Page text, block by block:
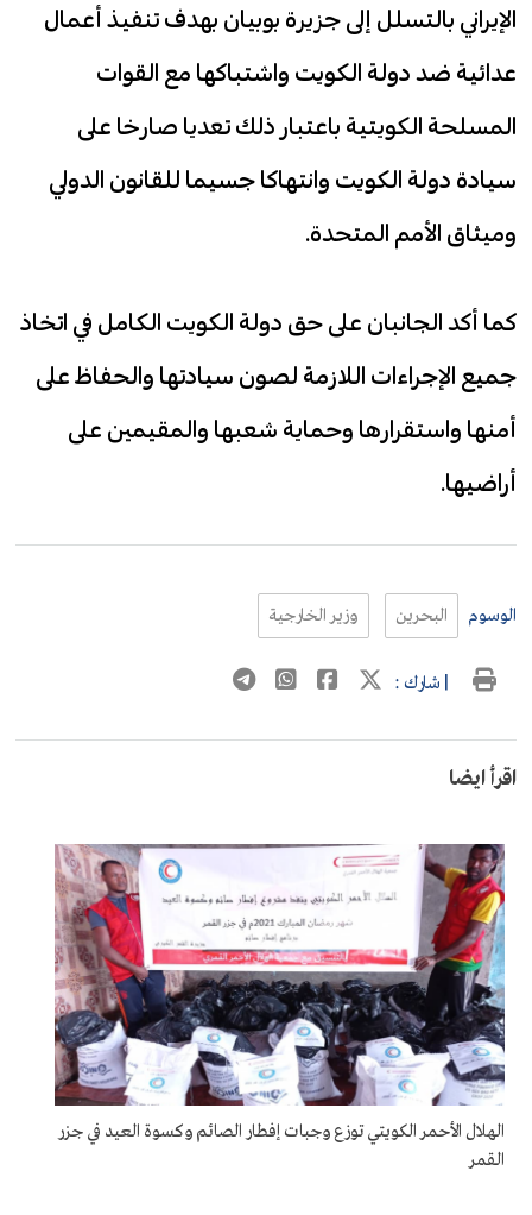
الإيراني بالتسلل إلى جزيرة بوبيان بهدف تنفيذ أعمال
عدائية ضد دولة الكويت واشتباكها مع القوات
المسلحة الكويتية باعتبار ذلك تعديا صارخا على
سيادة دولة الكويت وانتهاكا جسيما للقانون الدولي
وميثاق الأمم المتحدة.
كما أكد الجانبان على حق دولة الكويت الكامل في اتخاذ
جميع الإجراءات اللازمة لصون سيادتها والحفاظ على
أمنها واستقرارها وحماية شعبها والمقيمين على
أراضيها.
الوسوم البحرين وزير الخارجية
| شارك :
اقرأ ايضا
الهلال الأحمر الكويتي توزع وجبات إفطار الصائم وكسوة العيد في جزر
القمر